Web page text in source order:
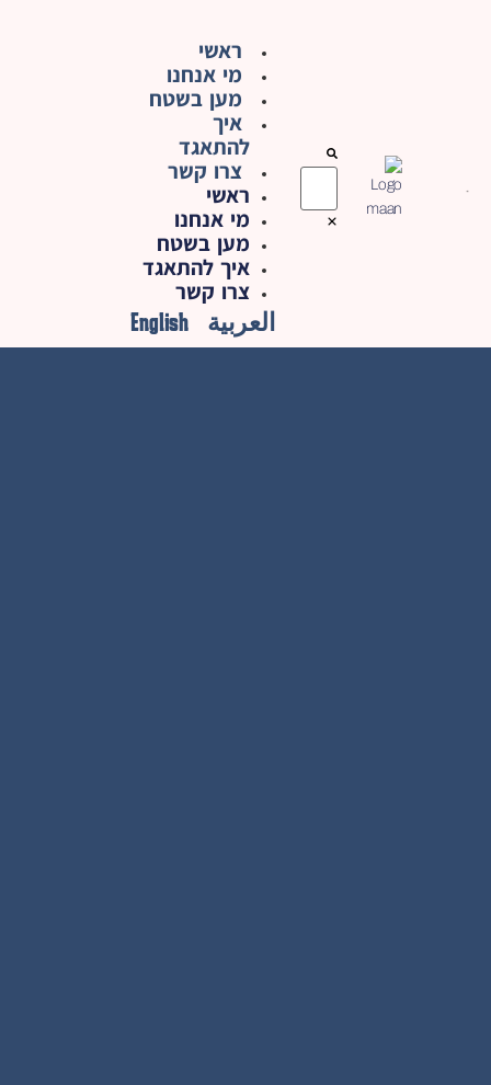
ראשי
מי אנחנו
מען בשטח
איך
להתאגד
צרו קשר
ראשי
מי אנחנו
מען בשטח
איך להתאגד
צרו קשר
العربية English